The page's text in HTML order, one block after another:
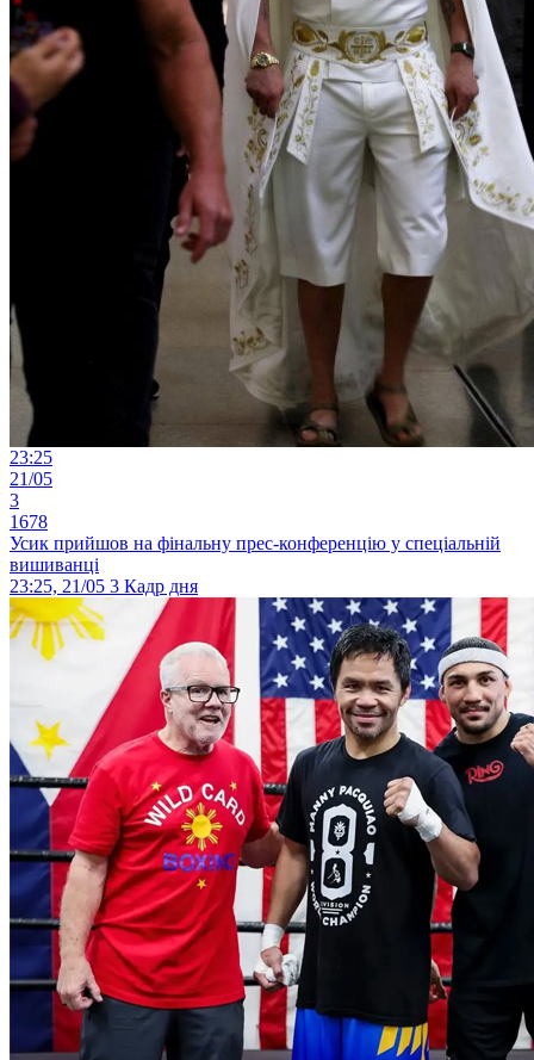
23:25
21/05
3
1678
Усик прийшов на фінальну прес-конференцію у спеціальній
вишиванці
23:25, 21/05 3 Кадр дня